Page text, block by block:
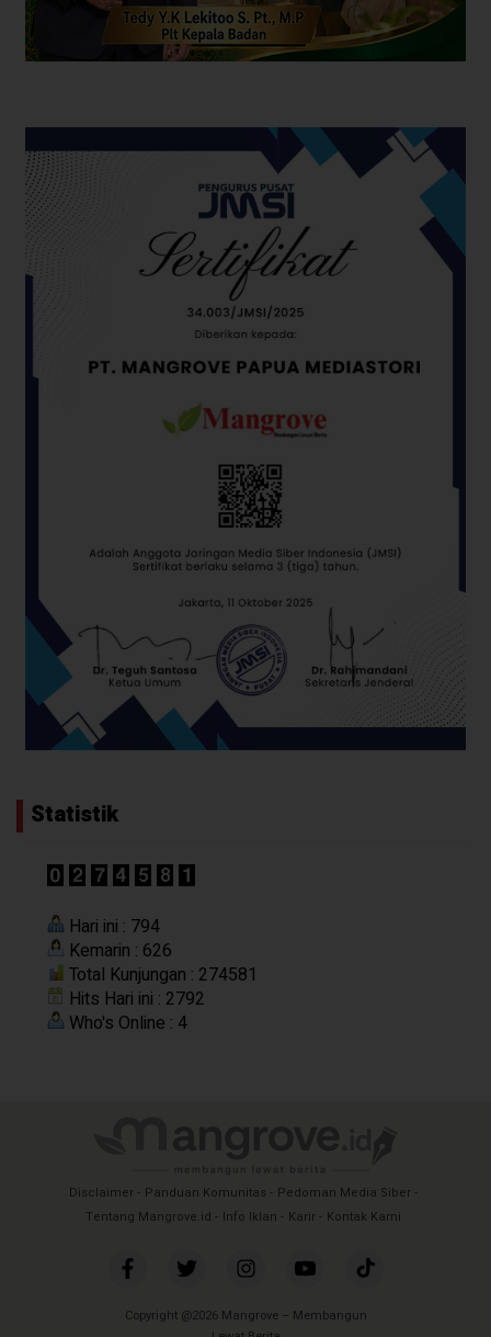
Statistik
Hari ini : 794
Kemarin : 626
Total Kunjungan : 274581
Hits Hari ini : 2792
Who's Online : 4
Disclaimer Panduan Komunitas
Pedoman Media Siber
Tentang Mangrove.id
Info Iklan Karir Kontak Kami
Copyright @2026 Mangrove – Membangun